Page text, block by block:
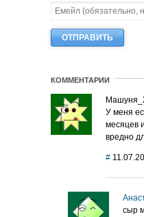
КОММЕНТАРИИ
У меня
месяцев
вредно
#
сыр